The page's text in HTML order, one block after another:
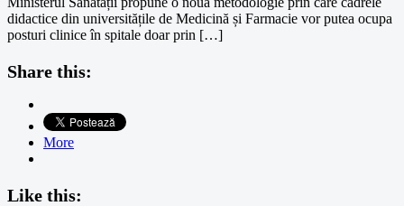
didactice din universitățile de Medicină și Farmacie vor putea ocupa
posturi clinice în spitale doar prin […]
Share this:
More
Like this: